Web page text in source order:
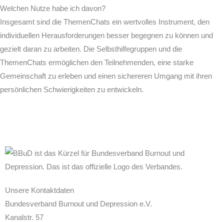
Welchen Nutze habe ich davon?
Insgesamt sind die ThemenChats ein wertvolles Instrument, den
individuellen Herausforderungen besser begegnen zu können und
gezielt daran zu arbeiten. Die Selbsthilfegruppen und die
ThemenChats ermöglichen den Teilnehmenden, eine starke
Gemeinschaft zu erleben und einen sichereren Umgang mit ihren
persönlichen Schwierigkeiten zu entwickeln.
Unsere Kontaktdaten
Bundesverband Burnout und Depression e.V.
Kanalstr. 57